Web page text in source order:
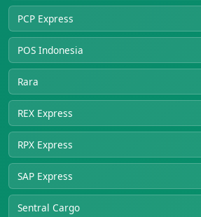
PCP Express
POS Indonesia
Rara
REX Express
RPX Express
SAP Express
Sentral Cargo